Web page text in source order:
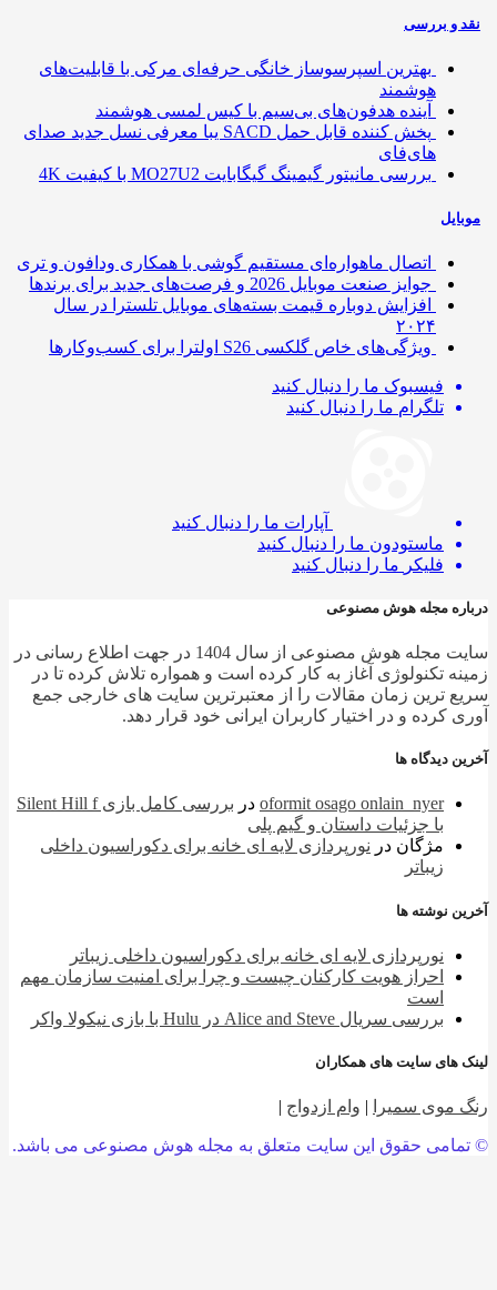
و بررسی
بهترین اسپرسوساز خانگی حرفه‌ای مرکی با قابلیت‌های
هوشمند
آینده هدفون‌های بی‌سیم با کیس لمسی هوشمند
پخش کننده قابل حمل SACD یبا معرفی نسل جدید صدای
های‌فای
بررسی مانیتور گیمینگ گیگابایت MO27U2 با کیفیت 4K
اتصال ماهواره‌ای مستقیم گوشی‌ با همکاری ودافون و تری
جوایز صنعت موبایل 2026 و فرصت‌های جدید برای برندها
افزایش دوباره قیمت بسته‌های موبایل تلسترا در سال
۲۰۲۴
ویژگی‌های خاص گلکسی S26 اولترا برای کسب‌وکارها
فیسبوک ما را دنبال کنید
تلگرام ما را دنبال کنید
آپارات ما را دنبال کنید
ماستودون ما را دنبال کنید
فلیکر ما را دنبال کنید
مجله هوش مصنوعی
سایت مجله هوش مصنوعی از سال 1404 در جهت اطلاع رسانی در
تکنولوژی آغاز به کار کرده است و همواره تلاش کرده تا در
ترین زمان مقالات را از معتبرترین سایت های خارجی جمع
کرده و در اختیار کاربران ایرانی خود قرار دهد.
دیدگاه ها
oformit osago onlain_nyerدر
بررسی کامل بازی Silent Hill f
با جزئیات داستان و گیم پلی
مژگاندرنورپردازی لایه ای خانه برای دکوراسیون داخلی
زیباتر
نوشته ها
نورپردازی لایه ای خانه برای دکوراسیون داخلی زیباتر
احراز هویت کارکنان چیست و چرا برای امنیت سازمان مهم
بررسی سریال Alice and Steve در Hulu با بازی نیکولا واکر
های سایت های همکاران
موی سمیرا|وام ازدواج |
حقوق این سایت متعلق به مجله هوش مصنوعی می باشد.